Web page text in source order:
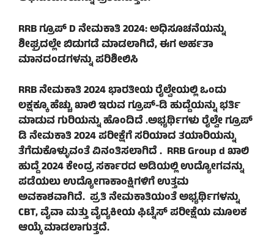
RRB ಗ್ರೂಪ್ D ನೇಮಕಾತಿ 2024: ಅಧಿಸೂಚನೆಯನ್ನು
ಶೀಘ್ರದಲ್ಲೇ ಬಿಡುಗಡೆ ಮಾಡಲಾಗಿದೆ, ಈಗ ಅರ್ಹತಾ
ಮಾನದಂಡಗಳನ್ನು ಪರಿಶೀಲಿಸಿ
RRB ನೇಮಕಾತಿ 2024 ಭಾರತೀಯ ರೈಲ್ವೇಯಲ್ಲಿ ಒಂದು
ಲಕ್ಷಕ್ಕೂ ಹೆಚ್ಚು ಖಾಲಿ ಇರುವ ಗ್ರೂಪ್-ಡಿ ಹುದ್ದೆಯನ್ನು ಭರ್ತಿ
ಮಾಡುವ ಗುರಿಯನ್ನು ಹೊಂದಿದೆ .ಅಭ್ಯರ್ಥಿಗಳು ರೈಲ್ವೇ ಗ್ರೂಪ್
ಡಿ ನೇಮಕಾತಿ 2024 ಪರೀಕ್ಷೆಗೆ ಸರಿಯಾದ ತಯಾರಿಯನ್ನು
ತೆಗೆದುಕೊಳ್ಳುವಂತೆ ವಿನಂತಿಸಲಾಗಿದೆ . RRB Group d ಖಾಲಿ
ಹುದ್ದೆ 2024 ಕೇಂದ್ರ ಸರ್ಕಾರದ ಅಡಿಯಲ್ಲಿ ಉದ್ಯೋಗವನ್ನು
ಪಡೆಯಲು ಉದ್ಯೋಗಾಕಾಂಕ್ಷಿಗಳಿಗೆ ಉತ್ತಮ
ಅವಕಾಶವಾಗಿದೆ. ಪ್ರತಿ ನೇಮಕಾತಿಯಂತೆ ಅಭ್ಯರ್ಥಿಗಳನ್ನು
CBT, ವೈವಾ ಮತ್ತು ವೈದ್ಯಕೀಯ ಫಿಟ್ನೆಸ್ ಪರೀಕ್ಷೆಯ ಮೂಲಕ
ಆಯ್ಕೆ ಮಾಡಲಾಗುತ್ತದೆ.